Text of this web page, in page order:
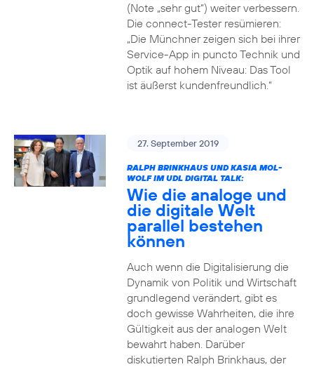
(Note „sehr gut“) weiter verbessern.
Die connect-Tester resümieren:
„Die Münchner zeigen sich bei ihrer
Service-App in puncto Technik und
Optik auf hohem Niveau: Das Tool
ist äußerst kundenfreundlich.“
27. September 2019
RALPH BRINKHAUS UND KASIA MOL-
WOLF IM UDL DIGITAL TALK:
Wie die analoge und
die digitale Welt
parallel bestehen
können
Auch wenn die Digitalisierung die
Dynamik von Politik und Wirtschaft
grundlegend verändert, gibt es
doch gewisse Wahrheiten, die ihre
Gültigkeit aus der analogen Welt
bewahrt haben. Darüber
diskutierten Ralph Brinkhaus, der